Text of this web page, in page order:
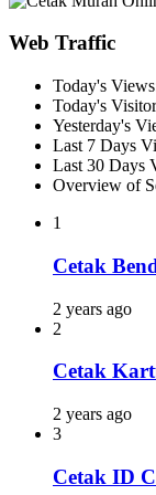
Web Traffic
Today's
Today's
Yesterday's
Last 7 Days
Last 30 Days
Overview of
1
Cetak
2 years ago
2
Cetak
2 years ago
3
Cetak ID